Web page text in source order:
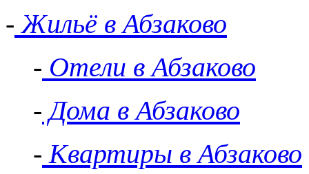
- Жильё в Абзаково
- Отели в Абзаково
- Дома в Абзаково
- Квартиры в Абзаково